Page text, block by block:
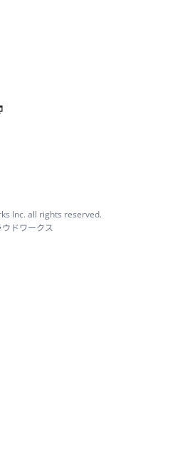
Inc. all rights reserved.
ドワークス